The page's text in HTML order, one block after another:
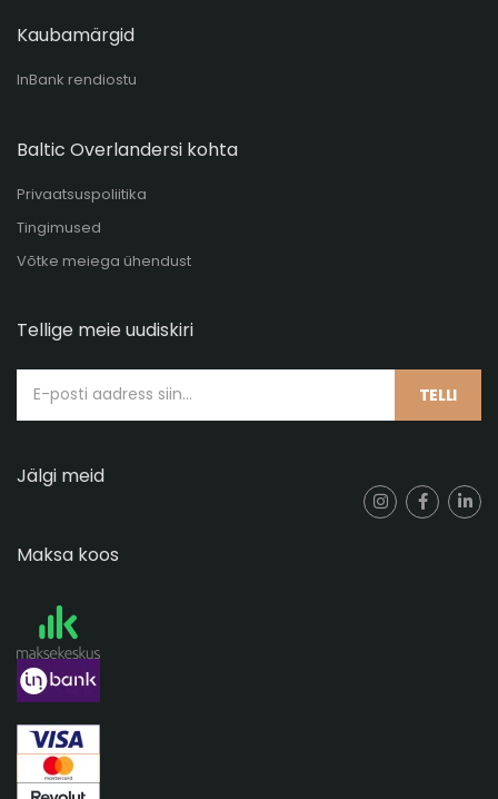
Kaubamärgid
InBank rendiostu
Baltic Overlandersi kohta
Privaatsuspoliitika
Tingimused
Võtke meiega ühendust
Tellige meie uudiskiri
TELLI
Jälgi meid
Maksa koos